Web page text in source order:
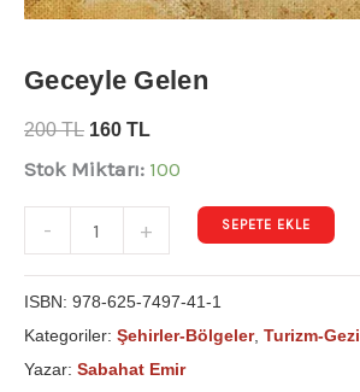
Geceyle Gelen
200TL 160 TL
Stok Miktarı: 100
- + SEPETE EKLE
ISBN: 978-625-7497-41-1
Kategoriler: Şehirler-Bölgeler, Turizm-Gezi
Yazar: Sabahat Emir